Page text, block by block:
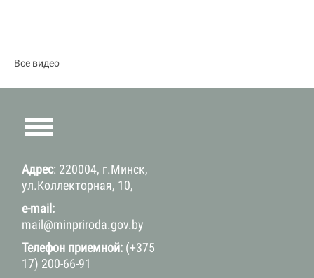
Все видео
Адрес: 220004, г.Минск,
ул.Коллекторная, 10,
e-mail:
mail@minpriroda.gov.by
Телефон приемной: (+375
17) 200-66-91